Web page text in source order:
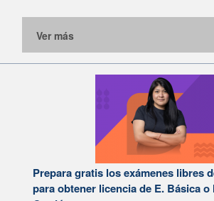
Ver más
Prepara gratis los exámenes libres
para obtener licencia de E. Básica o